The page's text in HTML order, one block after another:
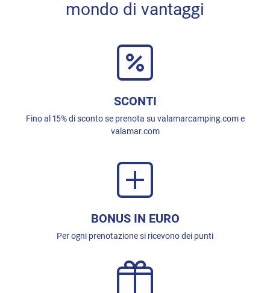
mondo di vantaggi
SCONTI
Fino al 15% di sconto se prenota su valamarcamping.com e
valamar.com
BONUS IN EURO
Per ogni prenotazione si ricevono dei punti